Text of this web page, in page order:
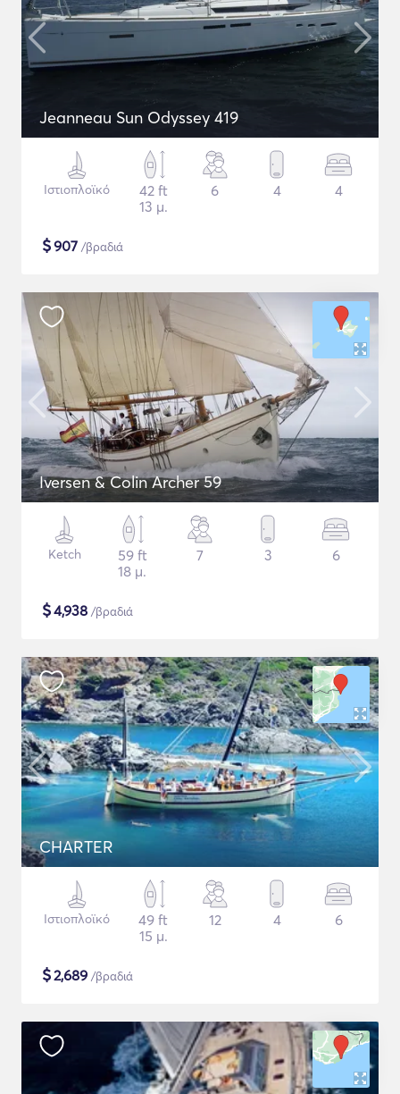
Jeanneau Sun Odyssey 419
Ιστιοπλοϊκό
42 ft
13 μ.
6 4 4
$907 /βραδιά
Iversen & Colin Archer 59
Ketch
59 ft
18 μ.
7 3 6
$4,938 /βραδιά
CHARTER
Ιστιοπλοϊκό
49 ft
15 μ.
12 4 6
$2,689 /βραδιά